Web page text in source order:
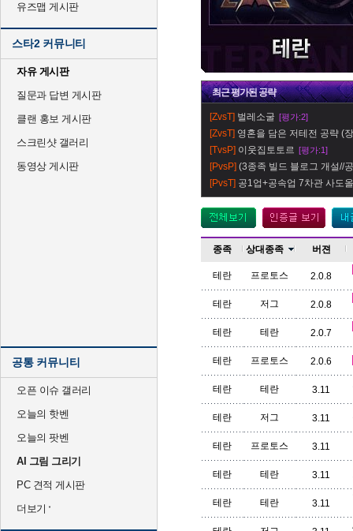
유즈맵 게시판
스타2 커뮤니티
자유 게시판
질문과 답변 게시판
클랜 홍보 게시판
스크린샷 갤러리
동영상 게시판
공통 커뮤니티
오픈 이슈 갤러리
오늘의 핫벤
오늘의 팟벤
AI 그림 그리기
PC 견적 게시판
더보기
최근평가된 공략
[ZvsT] 벌레소굴 [평가:2]
[ZvsT] 영혼을 담은 저테전 공략 (
[TvsP] 이웃집토토르 [평가:1]
[PvsP] (3종족 빌드 블로그 개설//
[PvsT] 공1업+공속업 7차관 사도
종족 상대종족 버젼
테란 프로토스 2.0.8
테란 저그 2.0.8
테란 테란 2.0.7
테란 프로토스 2.0.6
테란 테란 3.11
테란 저그 3.11
테란 프로토스 3.11
테란 테란 3.11
테란 테란 3.11